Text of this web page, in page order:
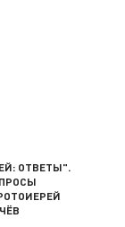
ОТВЕТЫ".